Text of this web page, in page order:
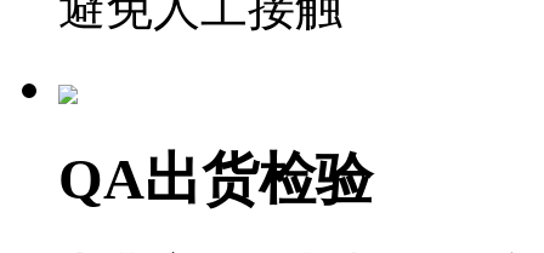
QA出货检验